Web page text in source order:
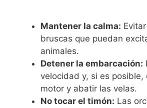
Mantener la calma:
bruscas que puedan
animales.
Detener la embarcación:
velocidad y, si es posible,
motor y abatir las velas.
No tocar el timón: Las